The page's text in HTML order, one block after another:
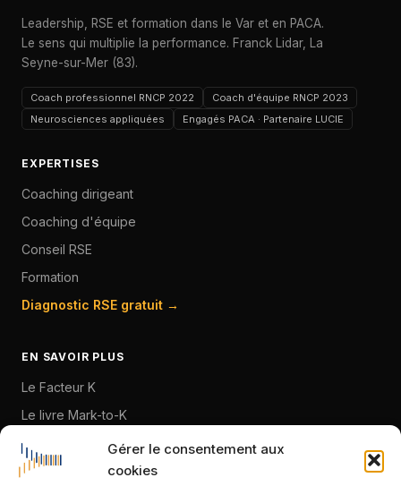
Gérer le consentement aux
cookies
Leadership, RSE et formation dans le Var et en PACA.
Le sens qui multiplie la performance. Franck Lidar, La
Seyne-sur-Mer (83).
Coach professionnel RNCP 2022
Coach d'équipe RNCP 2023
Neurosciences appliquées
Engagés PACA · Partenaire LUCIE
EXPERTISES
Coaching dirigeant
Coaching d'équipe
Conseil RSE
Formation
Diagnostic RSE gratuit →
EN SAVOIR PLUS
Le Facteur K
Le livre Mark-to-K
À propos
Blog